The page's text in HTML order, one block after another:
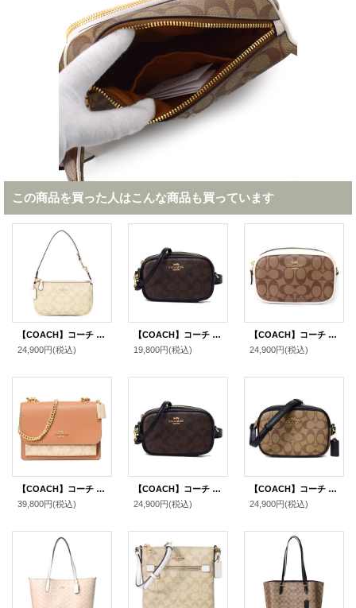
この商品を買った人はこんな商品も買っています
【COACH】コーチ バッグ コーティングキャンバス レザー シグネチャー ノリータ 19 リストレット マルチ ポーチ ハンドバッグ ライトカーキ×チャーク〔日本未発売〕
24,900円(税込)
【COACH】コーチ コーティングキャンバス スムースレザー シグネチャー ベルトバッグ 3way ショルダー 斜め掛け クラッチ ウエスト ヒップバッグ ブラウン×ブラック〔日本未発売〕
19,800円(税込)
【COACH】コーチ コーティングキャンバス スムースレザー シグネチャー コンバーチブル ベルトバッグ 3way ショルダー 斜め掛け クラッチ ウエスト ヒップバッグ カーキ×チャーク〔日本未発売〕
24,900円(税込)
【COACH】コーチ バッグ コーティングキャンバス クロスグレインレザー シグネチャー クレア チェーン クロスボディ 2way 斜め掛け ショルダー バッグ ライトカーキ×ライトサドル（日本未発売）
39,800円(税込)
【COACH】コーチ コーティングキャンバス スムースレザー シグネチャー コンバーチブル ベルトバッグ 3way ショルダー 斜め掛け クラッチ ウエスト ヒップバッグ ブラウン×ブラック〔日本未発売〕
24,900円(税込)
【COACH】コーチ コーティングキャンバス レザー シグネチャー ミニ カメラバッグ クロスボディー ショルダーバッグ カーキ×ブラック（日本未発売）
24,900円(税込)